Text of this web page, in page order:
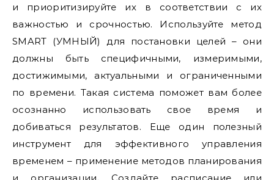
и приоритизируйте их в соответствии с их
важностью и срочностью. Используйте метод
SMART (УМНЫЙ) для постановки целей – они
должны быть специфичными, измеримыми,
достижимыми, актуальными и ограниченными
по времени. Такая система поможет вам более
осознанно использовать свое время и
добиваться результатов. Еще один полезный
инструмент для эффективного управления
временем – применение методов планирования
и организации. Создайте расписание или